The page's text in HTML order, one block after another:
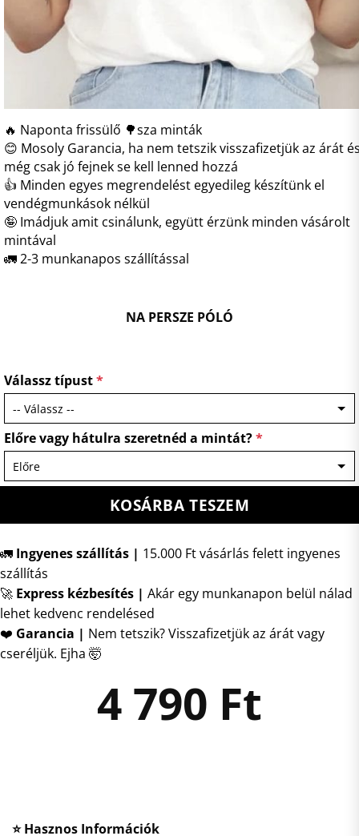
🔥 Naponta frissülő 🌳sza minták
😊 Mosoly Garancia, ha nem tetszik visszafizetjük az árát
még csak jó fejnek se kell lenned hozzá
👍 Minden egyes megrendelést egyedileg készítünk el
vendégmunkások nélkül
🤪 Imádjuk amit csinálunk, együtt érzünk minden vásárolt
mintával
🚛 2-3 munkanapos szállítással
NA PERSZE PÓLÓ
Válassz típust*
Előre vagy hátulra szeretnéd a mintát?*
KOSÁRBA TESZEM
🚛 Ingyenes szállítás | 15.000 Ft vásárlás felett ingyenes
szállítás
🚀 Express kézbesítés | Akár egy munkanapon belül nálad
lehet kedvenc rendelésed
❤️ Garancia | Nem tetszik? Visszafizetjük az árát vagy
cseréljük. Ejha 🤯
4 790 Ft
⭐ Hasznos Információk